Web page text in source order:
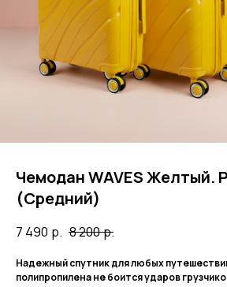
Чемодан WAVES Желтый.
(Средний)
7 490 р. 8 200р.
Надежный спутник для любых
полипропилена не боится ударов